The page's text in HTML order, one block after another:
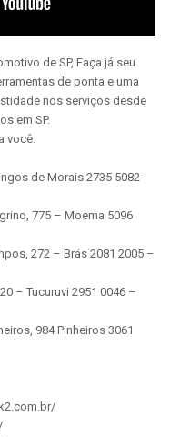
de SP, Faça já seu
de ponta e uma
nos serviços desde
em SP.
você:
de Morais 2735 5082-
775 – Moema 5096
272 – Brás 2081 2005 –
– Tucuruvi 2951 0046 –
984 Pinheiros 3061